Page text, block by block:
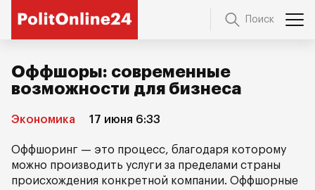
Поиск
Оффшоры: современные
возможности для бизнеса
Экономика 17 июня 6:33
Оффшоринг — это процесс, благодаря которому
можно производить услуги за пределами страны
происхождения конкретной компании. Оффшорные